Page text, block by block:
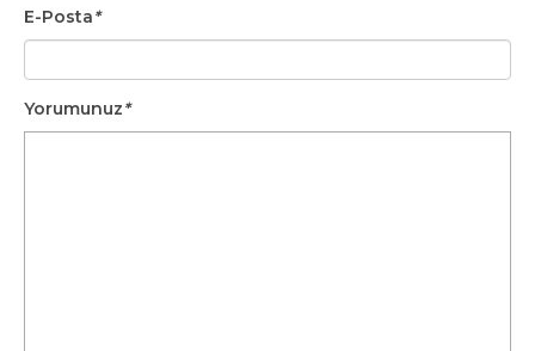
E-Posta*
Yorumunuz*